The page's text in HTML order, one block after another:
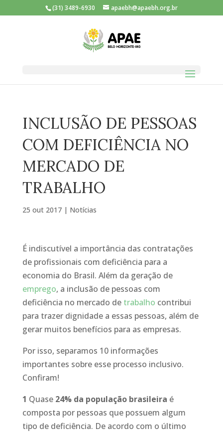
(31) 3489-6930 apaebh@apaebh.org.br
INCLUSÃO DE PESSOAS
COM DEFICIÊNCIA NO
MERCADO DE
TRABALHO
25 out 2017| Notícias
É indiscutível a importância das contratações
de profissionais com deficiência para a
economia do Brasil. Além da geração de
emprego, a inclusão de pessoas com
deficiência no mercado de trabalho contribui
para trazer dignidade a essas pessoas, além de
gerar muitos benefícios para as empresas.
Por isso, separamos 10 informações
importantes sobre esse processo inclusivo.
Confiram!
1 Quase 24% da população brasileira é
composta por pessoas que possuem algum
tipo de deficiência. De acordo com o último